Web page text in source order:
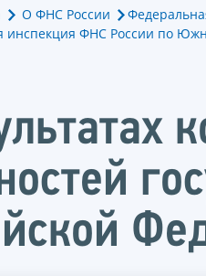
О ФНС России
инспекция ФНС России по